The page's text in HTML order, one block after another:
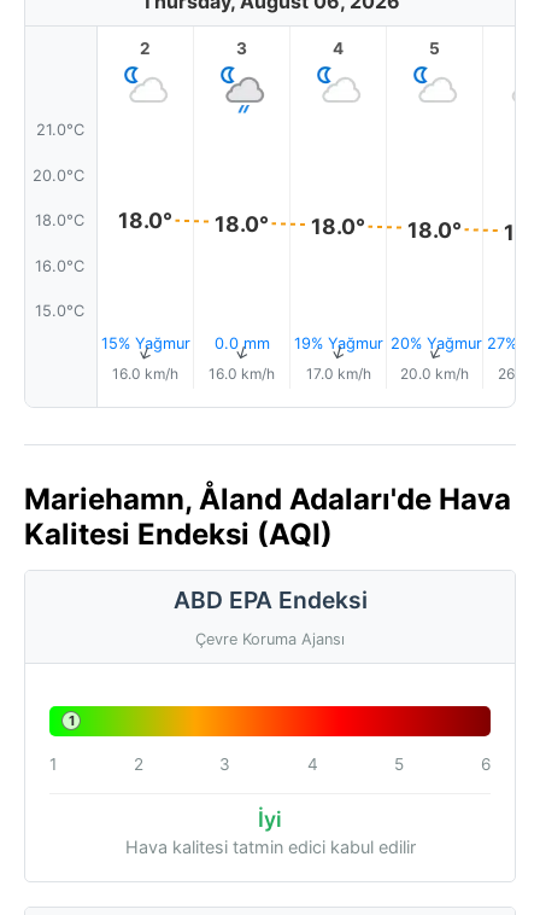
21.0°C
20.0°C
18.0°C
16.0°C
15.0°C
2
18.0°
15% Yağmur
↑
16.0 km/h
3
18.0°
0.0 mm
↑
16.0 km/h
4
18.0°
19% Yağmur
↑
17.0 km/h
5
18.0°
20% Yağmur
↑
20.0 km/h
27%
26.0
Mariehamn, Åland Adaları'de Hava
Kalitesi Endeksi (AQI)
ABD EPA Endeksi
Çevre Koruma Ajansı
1
1 2 3 4 5 6
İyi
Hava kalitesi tatmin edici kabul edilir